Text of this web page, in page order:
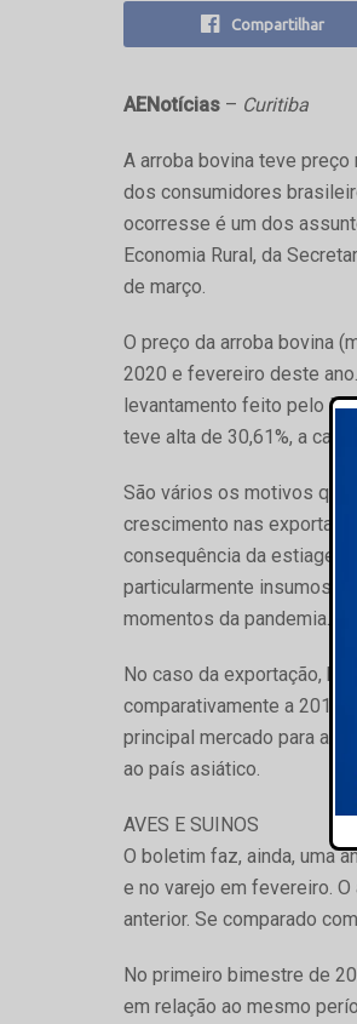
Compartilhar
AENotícias – Curitiba
A arroba bovina teve
dos consumidores
ocorresse é um dos
Economia Rural, da
de março.
O preço da arroba bovina
2020 e fevereiro deste
levantamento feito pelo
teve alta de 30,61%, a
São vários os motivos que
crescimento nas
consequência da
particularmente insumos
momentos da pandemia.
No caso da exportação,
comparativamente a 2019.
principal mercado para a
ao país asiático.
AVES E SUINOS
O boletim faz, ainda, uma
e no varejo em fevereiro.
anterior. Se comparado
No primeiro bimestre de
em relação ao mesmo